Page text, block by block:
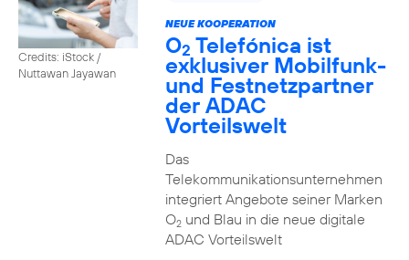
Credits: iStock /
Nuttawan Jayawan
NEUE KOOPERATION
O2 Telefónica ist
exklusiver Mobilfunk-
und Festnetzpartner
der ADAC
Vorteilswelt
Das
Telekommunikationsunternehmen
integriert Angebote seiner Marken
O2und Blau in die neue digitale
ADAC Vorteilswelt